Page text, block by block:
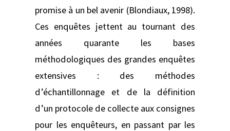
promise à un bel avenir (Blondiaux, 1998).
Ces enquêtes jettent au tournant des
années quarante les bases
méthodologiques des grandes enquêtes
extensives : des méthodes
d’échantillonnage et de la définition
d’un protocole de collecte aux consignes
pour les enquêteurs, en passant par les